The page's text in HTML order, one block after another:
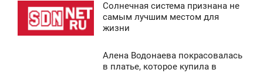
Солнечная система признана не
самым лучшим местом для
жизни
Алена Водонаева покрасовалась
в платье, которое купила в